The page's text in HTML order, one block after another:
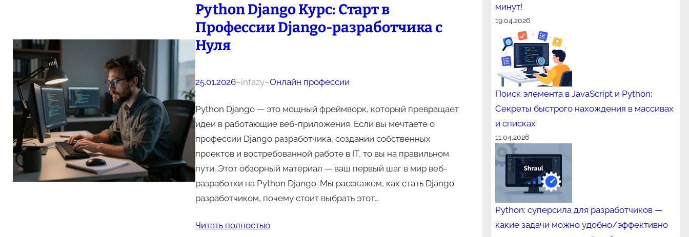
Python Django Курс: Старт в
Профессии Django-разработчика с
Нуля
25.01.2026–infazy–Онлайн профессии
Python Django — это мощный фреймворк, который превращает
идеи в работающие веб-приложения. Если вы мечтаете о
профессии Django разработчика, создании собственных
проектов и востребованной работе в IT, то вы на правильном
пути. Этот обзорный материал — ваш первый шаг в мир веб-
разработки на Python Django. Мы расскажем, как стать Django
разработчиком, почему стоит выбрать этот…
Читать полностью
минут!
19.04.2026
Поиск элемента в JavaScript и Python:
Секреты быстрого нахождения в массивах
и списках
11.04.2026
Python: суперсила для разработчиков —
какие задачи можно удобно/эффективно